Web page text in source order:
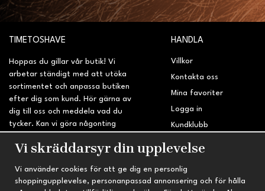
TIMETOSHAVE
Hoppas du gillar vår butik! Vi
arbetar ständigt med att utöka
sortimentet och anpassa butiken
efter dig som kund. Hör gärna av
dig till oss och meddela vad du
tycker. Kan vi göra någonting
sidan?
HANDLA
Villkor
Kontakta oss
Mina favoriter
Logga in
Kundklubb
INFORMATION TRYGG HANDEL
Vi skräddarsyr din upplevelse
Vi använder cookies för att ge dig en personlig
shoppingupplevelse, personanpassad annonsering och för hålla